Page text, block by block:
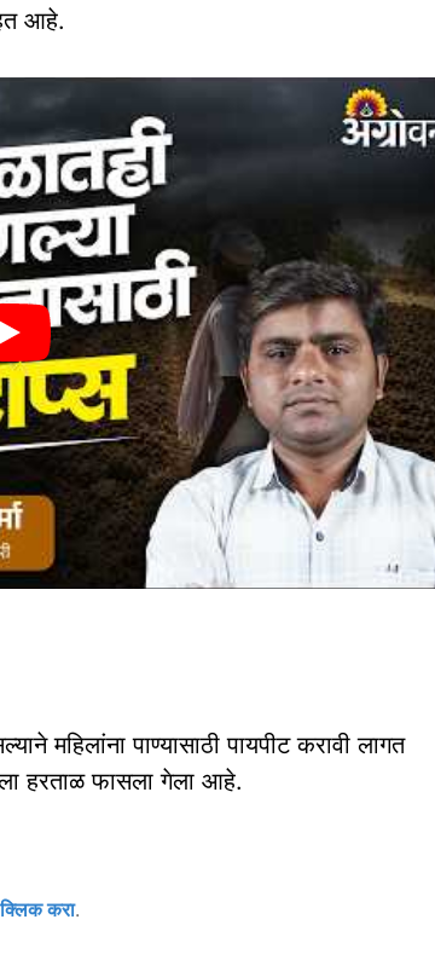
आहे.
महिलांना पाण्यासाठी पायपीट करावी लागत
हरताळ फासला गेला आहे.
क्लिक करा.